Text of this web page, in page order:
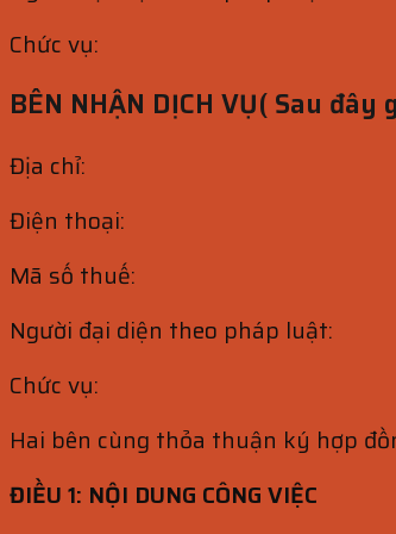
Chức vụ:
BÊN NHẬN DỊCH VỤ( Sau
Địa chỉ:
Điện thoại:
Mã số thuế:
Người đại diện theo pháp luật:
Chức vụ:
Hai bên cùng thỏa thuận ký hợp
ĐIỀU 1: NỘI DUNG CÔNG VIỆC